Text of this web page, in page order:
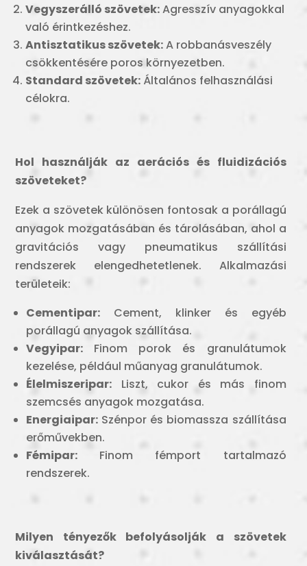
Vegyszerálló szövetek:Agresszív anyagokkal
való érintkezéshez.
Antisztatikus szövetek:A robbanásveszély
csökkentésére poros környezetben.
Standard szövetek: Általános felhasználási
célokra.
Hol használják az aerációs és fluidizációs
szöveteket?
Ezek a szövetek különösen fontosak a porállagú
anyagok mozgatásában és tárolásában, ahol a
gravitációs vagy pneumatikus szállítási
rendszerek elengedhetetlenek. Alkalmazási
területeik:
Cementipar: Cement, klinker és egyéb
porállagú anyagok szállítása.
Vegyipar: Finom porok és granulátumok
kezelése, például műanyag granulátumok.
Élelmiszeripar: Liszt, cukor és más finom
szemcsés anyagok mozgatása.
Energiaipar: Szénpor és biomassza szállítása
erőművekben.
Fémipar: Finom fémport tartalmazó
rendszerek.
Milyen tényezők befolyásolják a szövetek
kiválasztását?